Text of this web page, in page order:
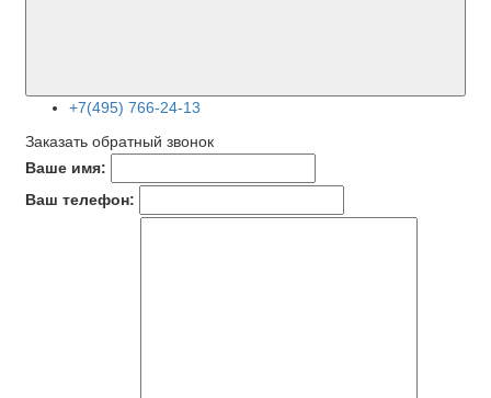
+7(495) 766-24-13
Заказать обратный звонок
Ваше имя:
Ваш телефон: